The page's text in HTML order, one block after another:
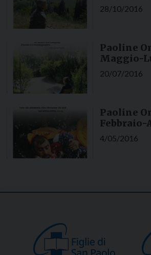
28/10/2016
Paoline
Maggio-
20/07/2016
Paoline
Febbraio-
4/05/2016